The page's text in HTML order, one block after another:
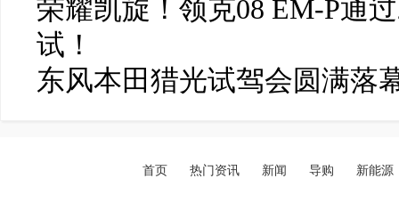
荣耀凯旋！领克08 EM-P通
试！
东风本田猎光试驾会圆满落
首页 热门资讯 新闻 导购 新能源